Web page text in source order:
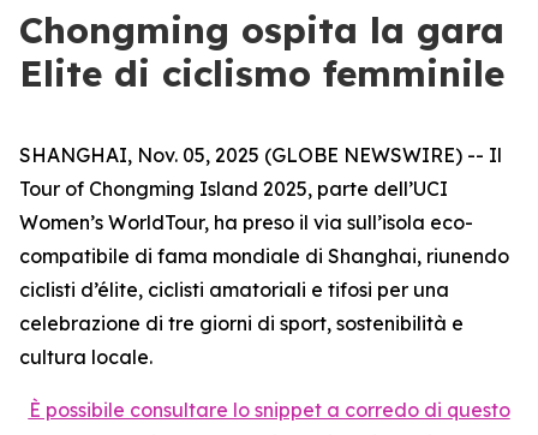
Chongming ospita la gara
Elite di ciclismo femminile
SHANGHAI, Nov. 05, 2025 (GLOBE NEWSWIRE) -- Il
Tour of Chongming Island 2025, parte dell’UCI
Women’s WorldTour, ha preso il via sull’isola eco-
compatibile di fama mondiale di Shanghai, riunendo
ciclisti d’élite, ciclisti amatoriali e tifosi per una
celebrazione di tre giorni di sport, sostenibilità e
cultura locale.
È possibile consultare lo snippet a corredo di questo